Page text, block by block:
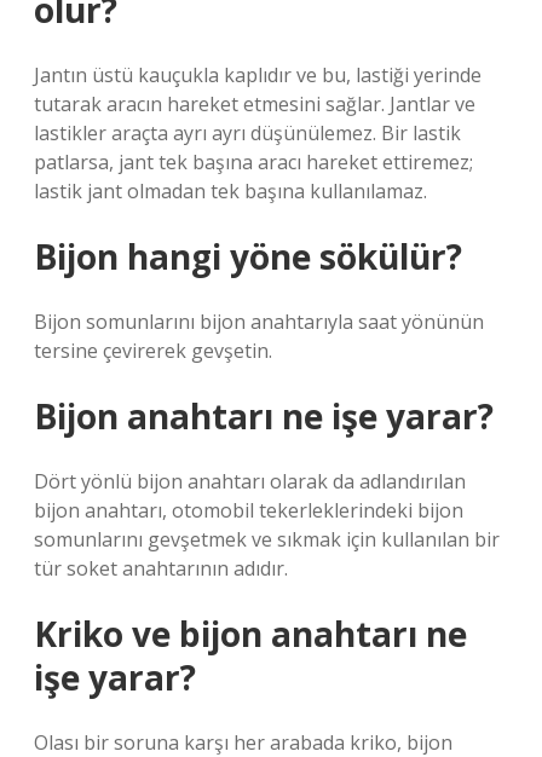
olur?
Jantın üstü kauçukla kaplıdır ve bu, lastiği yerinde
tutarak aracın hareket etmesini sağlar. Jantlar ve
lastikler araçta ayrı ayrı düşünülemez. Bir lastik
patlarsa, jant tek başına aracı hareket ettiremez;
lastik jant olmadan tek başına kullanılamaz.
Bijon hangi yöne sökülür?
Bijon somunlarını bijon anahtarıyla saat yönünün
tersine çevirerek gevşetin.
Bijon anahtarı ne işe yarar?
Dört yönlü bijon anahtarı olarak da adlandırılan
bijon anahtarı, otomobil tekerleklerindeki bijon
somunlarını gevşetmek ve sıkmak için kullanılan bir
tür soket anahtarının adıdır.
Kriko ve bijon anahtarı ne
işe yarar?
Olası bir soruna karşı her arabada kriko, bijon